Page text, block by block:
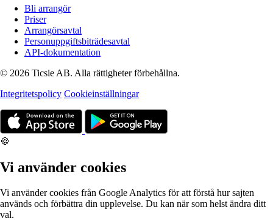
Bli arrangör
Priser
Arrangörsavtal
Personuppgiftsbiträdesavtal
API-dokumentation
© 2026 Ticsie AB. Alla rättigheter förbehållna.
Integritetspolicy Cookieinställningar
🍪
Vi använder cookies
Vi använder cookies från Google Analytics för att förstå hur sajten
används och förbättra din upplevelse. Du kan när som helst ändra ditt
val.